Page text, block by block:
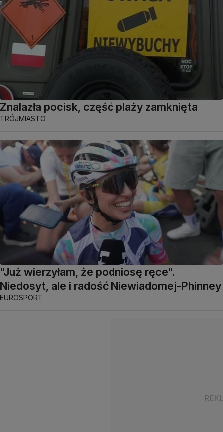
Znalazła pocisk, część plaży zamknięta
TRÓJMIASTO
"Już wierzyłam, że podniosę ręce".
Niedosyt, ale i radość Niewiadomej-Phinney
EUROSPORT